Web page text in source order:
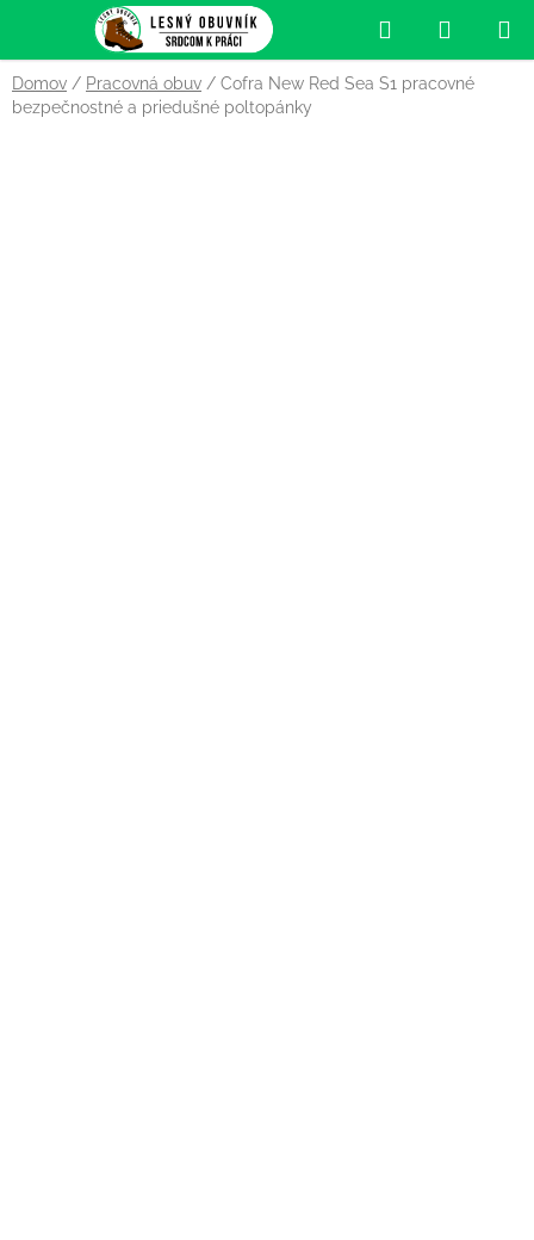
obsah
Hľadať
KOŠÍK
Domov / Pracovná obuv / Cofra New Red Sea S1 pracovné
bezpečnostné a priedušné poltopánky